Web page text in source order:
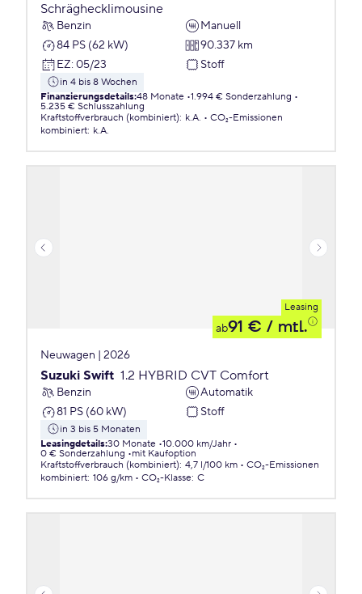
Schräghecklimousine
Benzin
Manuell
84 PS (62 kW)
90.337 km
EZ: 05/23 Stoff
in 4 bis 8 Wochen
Finanzierungsdetails:48 Monate 1.994 € Sonderzahlung
5.235 € Schlusszahlung
Kraftstoffverbrauch (kombiniert): k.A.
CO₂-Emissionen
kombiniert: k.A.
Leasing
ab91 € / mtl.
Neuwagen | 2026
Suzuki Swift 1.2 HYBRID CVT Comfort
Benzin
Automatik
81 PS (60 kW)
Stoff
in 3 bis 5 Monaten
Leasingdetails:30 Monate 10.000 km/Jahr
0 € Sonderzahlung
mit Kaufoption
Kraftstoffverbrauch (kombiniert): 4,7 l/100 km
CO₂-Emissionen
kombiniert: 106 g/km CO₂-Klasse: C